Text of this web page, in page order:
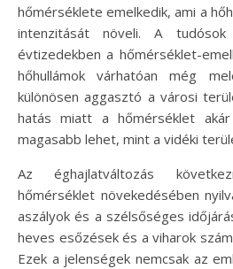
hőmérséklete emelkedik, ami a
intenzitását növeli. A
évtizedekben a hőmérséklet-
hőhullámok várhatóan még
különösen aggasztó a városi
hatás miatt a hőmérséklet
magasabb lehet, mint a vidéki
Az éghajlatváltozás
hőmérséklet növekedésében
aszályok és a szélsőséges
heves esőzések és a viharok
Ezek a jelenségek nemcsak az